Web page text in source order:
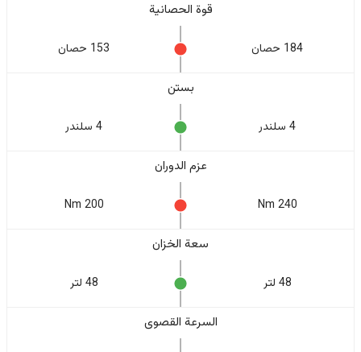
قوة الحصانية
184 حصان 153 حصان
بستن
4 سلندر 4 سلندر
عزم الدوران
240 Nm
200 Nm
سعة الخزان
48 لتر 48 لتر
السرعة القصوى